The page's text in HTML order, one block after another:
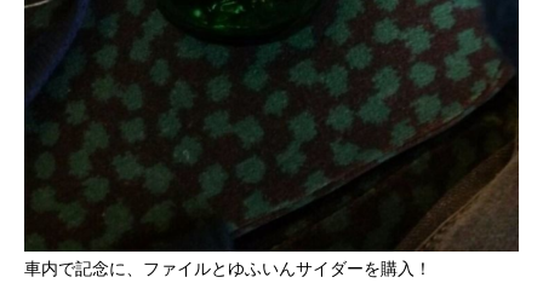
車内で記念に、ファイルとゆふいんサイダーを購入！